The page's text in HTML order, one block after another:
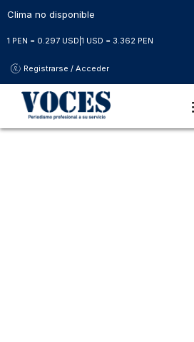
Clima no disponible
1 PEN = 0.297 USD 1 USD = 3.362 PEN
Registrarse / Acceder